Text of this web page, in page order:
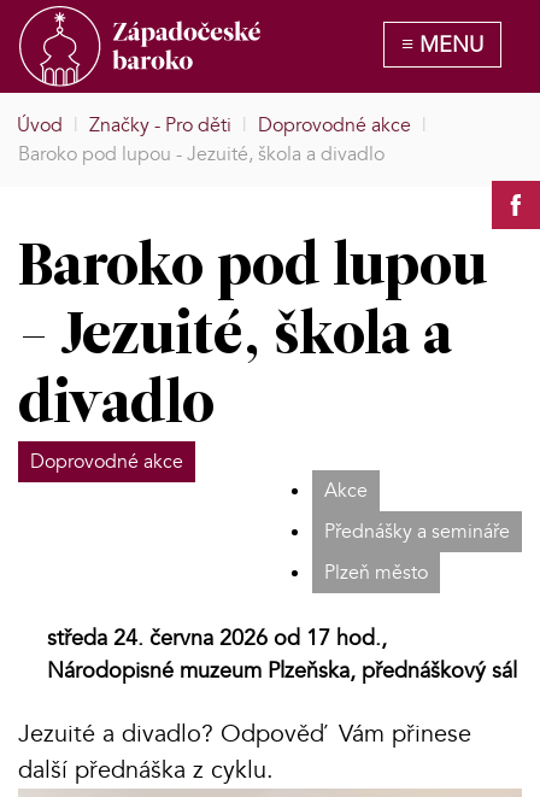
Úvod | Značky - Pro děti | Doprovodné akce |
Baroko pod lupou - Jezuité, škola a divadlo
Baroko pod lupou
- Jezuité, škola a
divadlo
Doprovodné akce
Akce
Přednášky a semináře
Plzeň město
středa 24. června 2026 od 17 hod.,
Národopisné muzeum Plzeňska, přednáškový sál
Jezuité a divadlo? Odpověď Vám přinese
další přednáška z cyklu.